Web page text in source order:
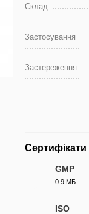
Склад
Застосування
Застереження
Сертифікати
GMP
0.9 МБ
ISO